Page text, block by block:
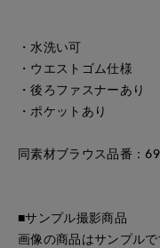
・水洗い可
・ウエストゴム仕様
・後ろファスナーあり
・ポケットあり
同素材ブラウス品番：
■サンプル撮影商品
画像の商品はサンプル